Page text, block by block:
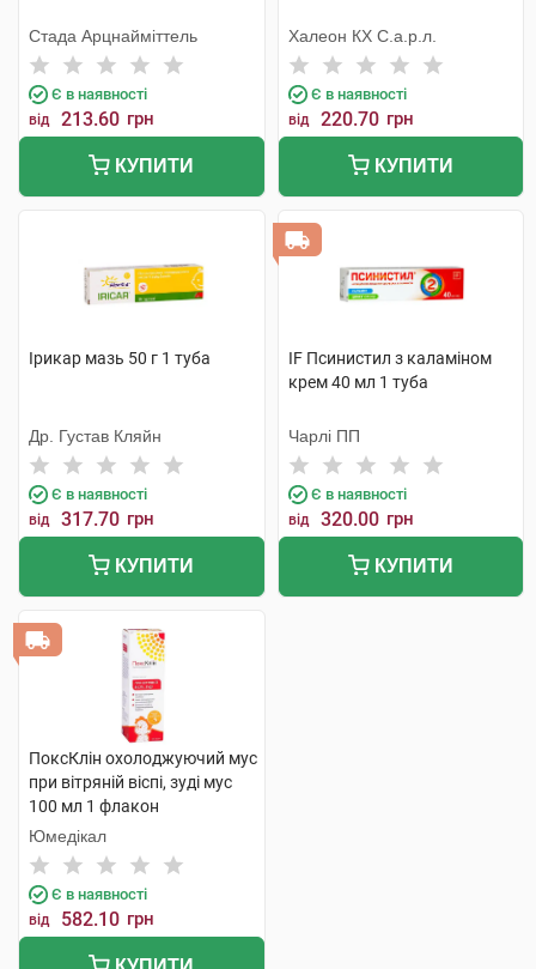
Стада Арцнайміттель
Є в наявності
від 213.60 грн
КУПИТИ
Халеон КХ С.а.р.л.
Є в наявності
від 220.70 грн
КУПИТИ
Ірикар мазь 50 г 1 туба
Др. Густав Кляйн
Є в наявності
від 317.70 грн
КУПИТИ
IF Псинистил з каламіном
крем 40 мл 1 туба
Чарлі ПП
Є в наявності
від 320.00 грн
КУПИТИ
ПоксКлін охолоджуючий мус
при вітряній віспі, зуді мус
100 мл 1 флакон
Юмедікал
Є в наявності
від 582.10 грн